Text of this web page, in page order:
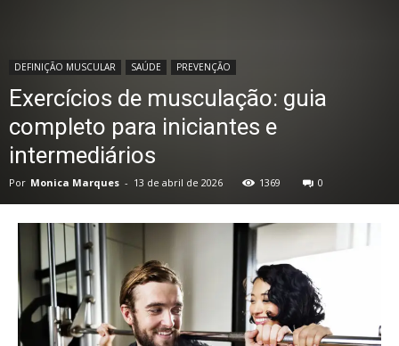
DEFINIÇÃO MUSCULAR SAÚDE PREVENÇÃO
Exercícios de musculação: guia
completo para iniciantes e
intermediários
Por Monica Marques - 13 de abril de 2026 1369 0